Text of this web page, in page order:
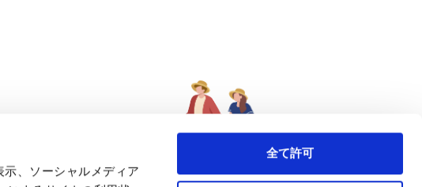
、ソーシャルメディア
全て許可